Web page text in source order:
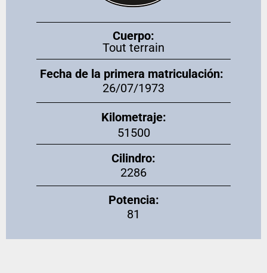
Cuerpo:
Tout terrain
Fecha de la primera matriculación:
26/07/1973
Kilometraje:
51500
Cilindro:
2286
Potencia:
81